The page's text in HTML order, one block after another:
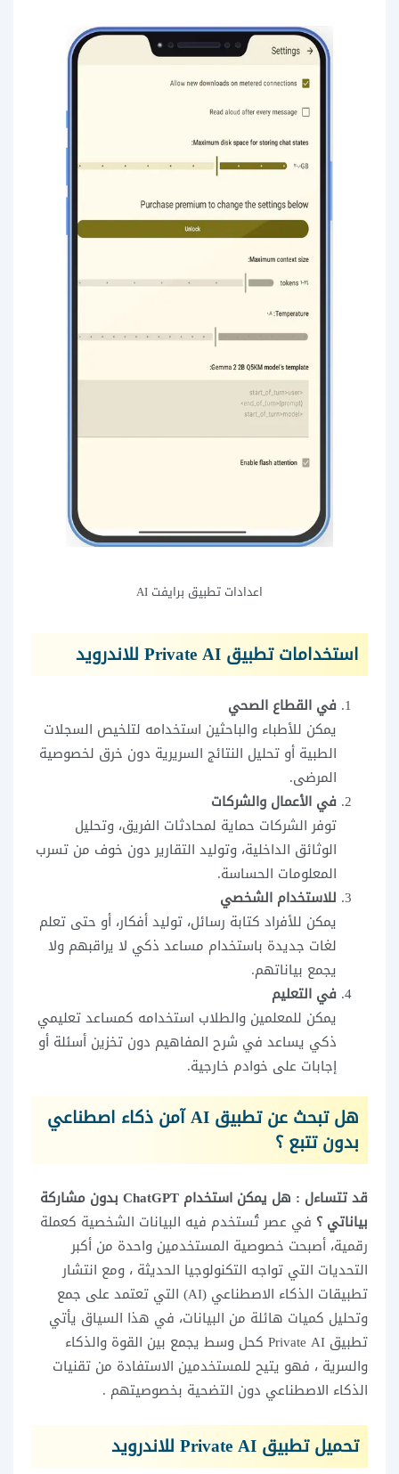
اعدادات تطبيق برايفت AI
استخدامات تطبيق Private AI للاندرويد
في القطاع الصحي
يمكن للأطباء والباحثين استخدامه لتلخيص السجلات
الطبية أو تحليل النتائج السريرية دون خرق لخصوصية
المرضى.
في الأعمال والشركات
توفر الشركات حماية لمحادثات الفريق، وتحليل
الوثائق الداخلية، وتوليد التقارير دون خوف من تسرب
المعلومات الحساسة.
للاستخدام الشخصي
يمكن للأفراد كتابة رسائل، توليد أفكار، أو حتى تعلم
لغات جديدة باستخدام مساعد ذكي لا يراقبهم ولا
يجمع بياناتهم.
في التعليم
يمكن للمعلمين والطلاب استخدامه كمساعد تعليمي
ذكي يساعد في شرح المفاهيم دون تخزين أسئلة أو
إجابات على خوادم خارجية.
هل تبحث عن تطبيق AI آمن ذكاء اصطناعي
بدون تتبع ؟
قد تتساءل : هل يمكن استخدام ChatGPT بدون مشاركة
بياناتي ؟ في عصر تُستخدم فيه البيانات الشخصية كعملة
رقمية، أصبحت خصوصية المستخدمين واحدة من أكبر
التحديات التي تواجه التكنولوجيا الحديثة ، ومع انتشار
تطبيقات الذكاء الاصطناعي (AI) التي تعتمد على جمع
وتحليل كميات هائلة من البيانات، في هذا السياق يأتي
تطبيق Private AI كحل وسط يجمع بين القوة والذكاء
والسرية ، فهو يتيح للمستخدمين الاستفادة من تقنيات
الذكاء الاصطناعي دون التضحية بخصوصيتهم .
تحميل تطبيق Private AI للاندرويد